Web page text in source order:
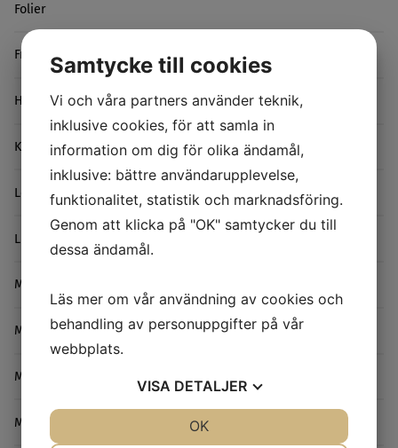
Folier
Friktionsreducerande taper
Halkskydd
Kardborre
Leap Tape
Lim
Maskeringstejp
Maskiner/Dispensers
Metallfolietejp
Microslip
Samtycke till cookies
Vi och våra partners använder teknik,
inklusive cookies, för att samla in
information om dig för olika ändamål,
inklusive: bättre användarupplevelse,
funktionalitet, statistik och marknadsföring.
Genom att klicka på "OK" samtycker du till
dessa ändamål.
Läs mer om vår användning av cookies och
behandling av personuppgifter på vår
webbplats.
VISA DETALJER
OK